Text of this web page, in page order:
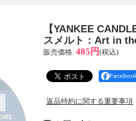
【YANKEE
スメルト：Art in
販売価格: 485円(税込)
返品特約に関する重要事項